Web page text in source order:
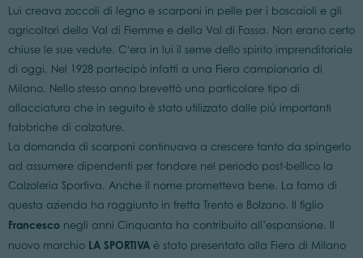
Lui creava zoccoli di legno e scarponi in pelle per i boscaioli e gli
agricoltori della Val di Fiemme e della Val di Fassa. Non erano certo
chiuse le sue vedute. C‘era in lui il seme dello spirito imprenditoriale
di oggi. Nel 1928 partecipò infatti a una Fiera campionaria di
Milano. Nello stesso anno brevettò una particolare tipo di
allacciatura che in seguito è stato utilizzato dalle più importanti
fabbriche di calzature.
La domanda di scarponi continuava a crescere tanto da spingerlo
ad assumere dipendenti per fondare nel periodo post-bellico la
Calzoleria Sportiva. Anche il nome prometteva bene. La fama di
questa azienda ha raggiunto in fretta Trento e Bolzano. Il figlio
Francesconegli anni Cinquanta ha contribuito all’espansione. Il
nuovo marchio LA SPORTIVA è stato presentato alla Fiera di Milano